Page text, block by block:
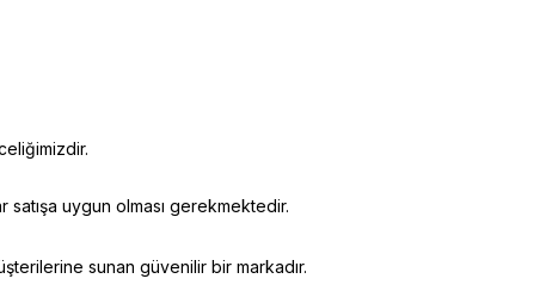
satışa uygun olması gerekmektedir.
sunan güvenilir bir markadır.